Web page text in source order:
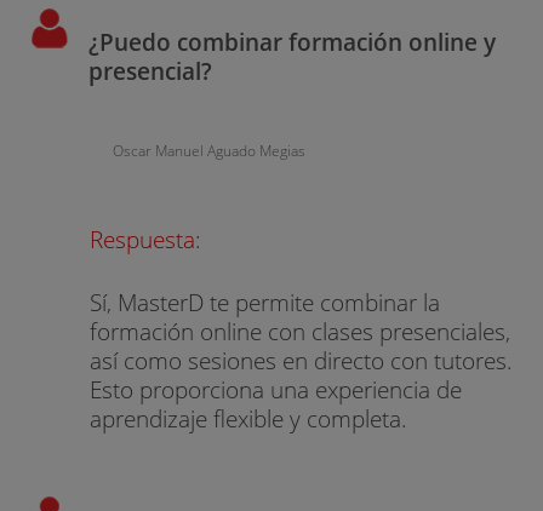
¿Puedo combinar formación online y
presencial?
Oscar Manuel Aguado Megias
Respuesta:
Sí, MasterD te permite combinar la
formación online con clases presenciales,
así como sesiones en directo con tutores.
Esto proporciona una experiencia de
aprendizaje flexible y completa.